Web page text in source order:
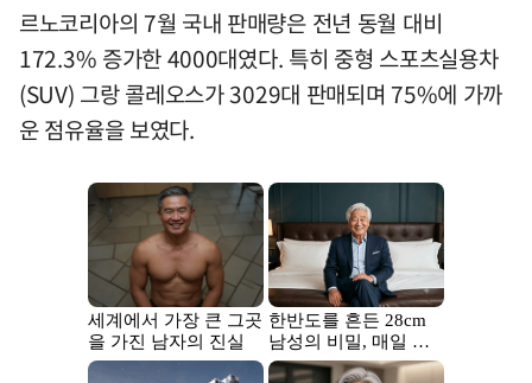
르노코리아의 7월 국내 판매량은 전년 동월 대비
172.3% 증가한 4000대였다. 특히 중형 스포츠실용차
(SUV) 그랑 콜레오스가 3029대 판매되며 75%에 가까
운 점유율을 보였다.